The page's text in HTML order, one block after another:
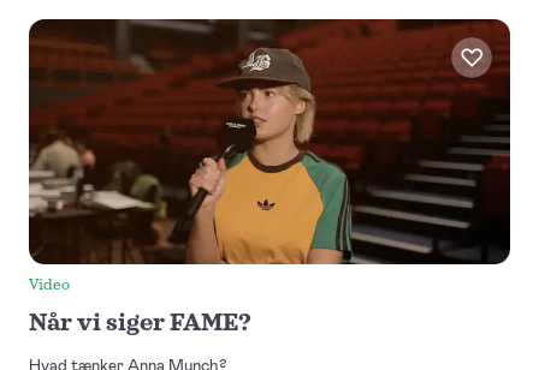
Video
Når vi siger FAME?
Hvad tænker Anna Munch?